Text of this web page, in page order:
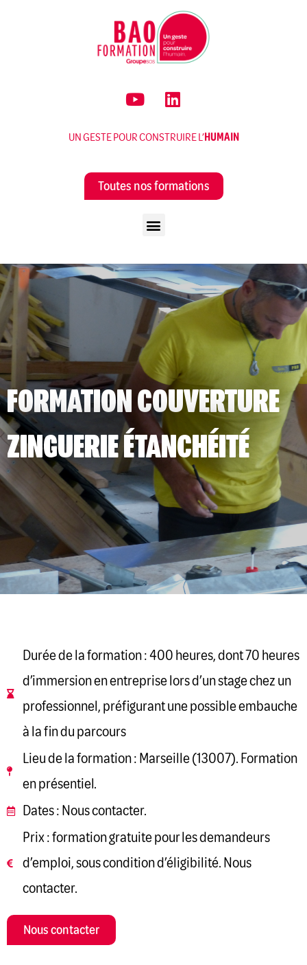
UN GESTE POUR CONSTRUIRE L’HUMAIN
Toutes nos formations
FORMATION COUVERTURE
ZINGUERIE ÉTANCHÉITÉ
Durée de la formation : 400 heures, dont 70 heures
d’immersion en entreprise lors d’un stage chez un
professionnel, préfigurant une possible embauche
à la fin du parcours
Lieu de la formation : Marseille (13007). Formation
en présentiel.
Dates : Nous contacter.
Prix : formation gratuite pour les demandeurs
d’emploi, sous condition d’éligibilité. Nous
contacter.
Nous contacter